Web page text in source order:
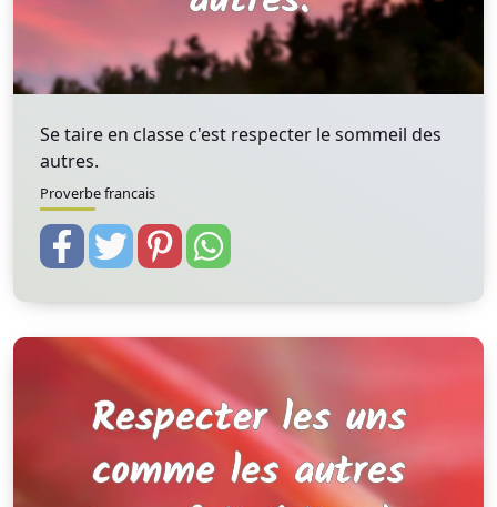
Se taire en classe c'est respecter le sommeil des
autres.
Proverbe francais